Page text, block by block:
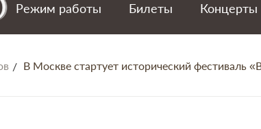
Режим работы Билеты Концерты
В Москве стартует исторический фестиваль